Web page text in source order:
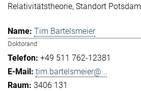
Relativitätstheorie Standort Potsdam
Tim Bartelsmeier
Doktorand
+49 511 762-12381
tim.bartelsmeier@...
3406 131